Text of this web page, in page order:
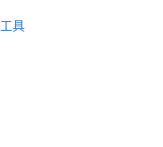
工具